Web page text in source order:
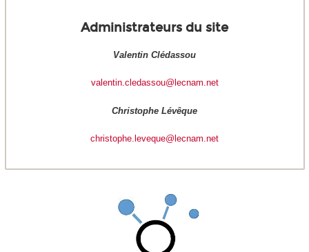
Administrateurs du site
Valentin Clédassou
valentin.cledassou@lecnam.net
Christophe Lévêque
christophe.leveque@lecnam.net